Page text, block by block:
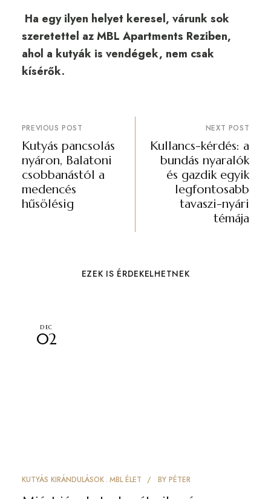
Ha egy ilyen helyet keresel, várunk sok
szeretettel az MBL Apartments Reziben,
ahol a kutyák is vendégek, nem csak
kísérők.
PREVIOUS POST
Kutyás pancsolás
nyáron, Balatoni
csobbanástól a
medencés
hűsölésig
NEXT POST
Kullancs-kérdés: a
bundás nyaralók
és gazdik egyik
legfontosabb
tavaszi-nyári
témája
EZEK IS ÉRDEKELHETNEK
DEC
02
KUTYÁS KIRÁNDULÁSOK MBL ÉLET BY PÉTER